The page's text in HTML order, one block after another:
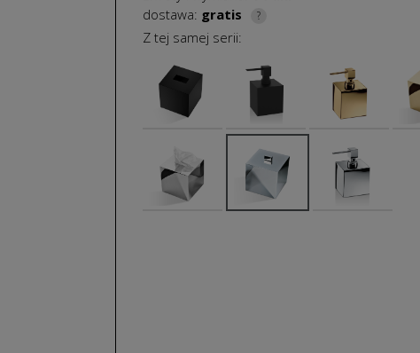
dostawa: gratis ?
Z tej samej serii: